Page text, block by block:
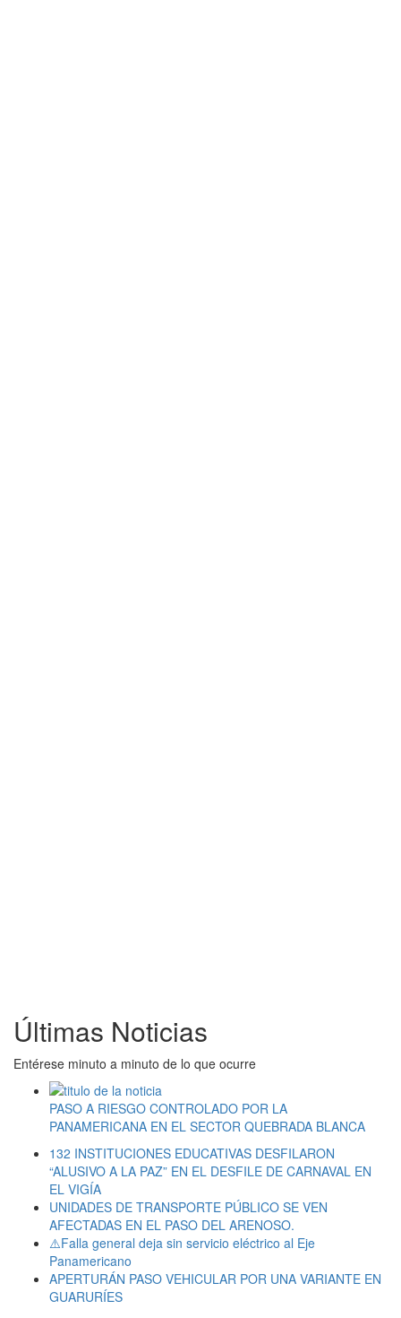
Últimas Noticias
Entérese minuto a minuto de lo que ocurre
PASO A RIESGO CONTROLADO POR LA
PANAMERICANA EN EL SECTOR QUEBRADA BLANCA
132 INSTITUCIONES EDUCATIVAS DESFILARON
“ALUSIVO A LA PAZ” EN EL DESFILE DE CARNAVAL EN
EL VIGÍA
UNIDADES DE TRANSPORTE PÚBLICO SE VEN
AFECTADAS EN EL PASO DEL ARENOSO.
⚠️Falla general deja sin servicio eléctrico al Eje
Panamericano
APERTURÁN PASO VEHICULAR POR UNA VARIANTE EN
GUARURÍES